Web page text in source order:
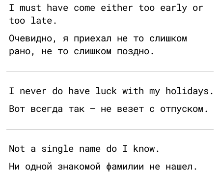
I must have come either too early or
too late.
Очевидно, я приехал не то слишком
рано, не то слишком поздно.
I never do have luck with my holidays.
Вот всегда так – не везет с отпуском.
Not a single name do I know.
Ни одной знакомой фамилии не нашел.